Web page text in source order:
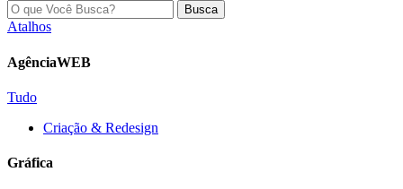
Busca
Atalhos
AgênciaWEB
Tudo
Criação & Redesign
Gráfica